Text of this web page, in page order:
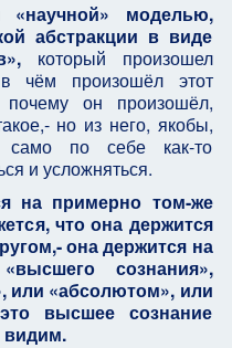
моделью,
абстракции в виде
который произошел
чём произошёл этот
он произошёл,
но из него, якобы,
по себе как-то
и усложняться.
на примерно том-же
что она держится
она держится на
сознания»,
или «абсолютом», или
высшее сознание
видим.